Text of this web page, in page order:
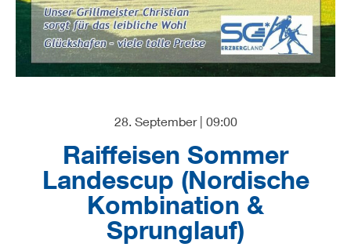
28. September | 09:00
Raiffeisen Sommer
Landescup (Nordische
Kombination &
Sprunglauf)